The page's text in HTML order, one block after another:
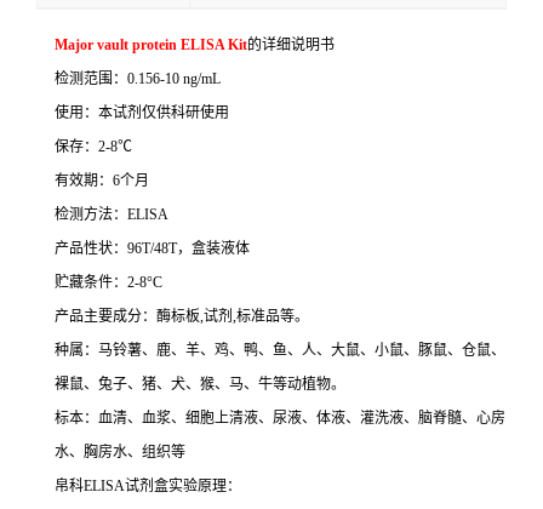
Major vault protein ELISA Kit的详细说明书
检测范围： 0.156-10 ng/mL
使用：本试剂仅供科研使用
保存： 2-8℃
有效期： 6个月
检测方法： ELISA
产品性状： 96T/48T，盒装液体
贮藏条件： 2-8°C
产品主要成分：酶标板,试剂 ,标准品等。
种属：马铃薯、鹿、羊、鸡、鸭、鱼、人、大鼠、小鼠、豚鼠、仓鼠、
裸鼠、兔子、猪、犬、猴、马、牛等动植物。
标本：血清、血浆、细胞上清液、尿液、体液、灌洗液、脑脊髓、心房
水、胸房水、组织等
帛科ELISA试剂盒实验原理：